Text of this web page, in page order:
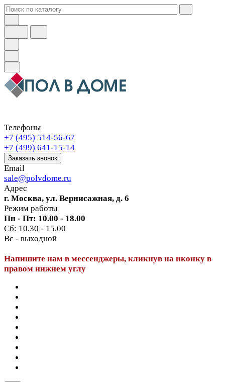
Телефоны
+7 (495) 514-56-67
+7 (499) 641-15-14
Заказать звонок
Email
sale@polvdome.ru
Адрес
г. Москва, ул. Вернисажная, д. 6
Режим работы
Пн - Пт: 10.00 - 18.00
Сб: 10.30 - 15.00
Вс - выходной
Напишите нам в мессенджеры, кликнув на иконку в
правом нижнем углу